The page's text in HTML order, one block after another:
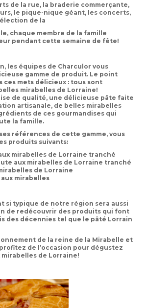
de la rue, la braderie commerçante,
, le pique-nique géant, les concerts,
de la
, chaque membre de la famille
pendant cette semaine de fête!
les équipes de Charculor vous
gamme de produit. Le point
ces mets délicieux : tous sont
mirabelles de Lorraine!
de qualité, une délicieuse pâte faite
artisanale, de belles mirabelles
de ces gourmandises qui
la famille.
références de cette gamme, vous
produits suivants:
mirabelles de Lorraine tranché
aux mirabelles de Lorraine tranché
de Lorraine
mirabelles
si typique de notre région sera aussi
de redécouvrir des produits qui font
des décennies tel que le pâté Lorrain
de la reine de la Mirabelle et
de l’occasion pour dégustez
de Lorraine!